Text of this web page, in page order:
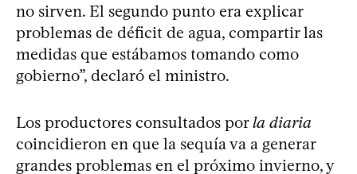
no sirven. El segundo punto era explicar
problemas de déficit de agua, compartir las
medidas que estábamos tomando como
gobierno”, declaró el ministro.
Los productores consultados porla diaria
coincidieron en que la sequía va a generar
grandes problemas en el próximo invierno, y